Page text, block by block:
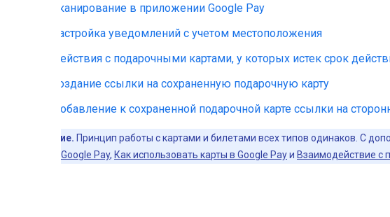
Сканирование в приложении Google Pay
Настройка уведомлений с учетом местоположения
Действия с подарочными картами, у которых истек срок
Создание ссылки на сохраненную подарочную карту
Добавление к сохраненной подарочной карте ссылки на
Примечание. Принцип работы с картами и билетами всех типов одинаков. С
Сохранение в Google Pay, Как использовать карты в Google Payи Взаимодействие с